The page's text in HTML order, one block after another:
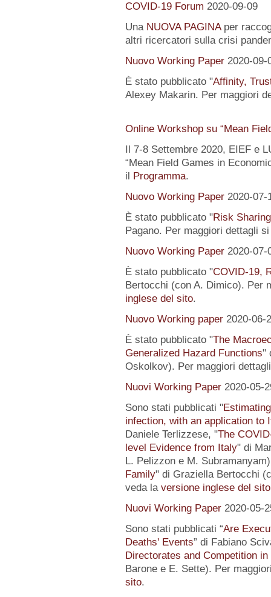
COVID-19 Forum 2020-09-09
Una NUOVA PAGINAper
altri ricercatori sulla crisi
Nuovo Working Paper 2020-09-
È stato pubblicato "Affinity,
Alexey Makarin. Per maggiori
Online Workshop su “Mean
Il 7-8 Settembre 2020, EIEF e
“Mean Field Games in
il Programma.
Nuovo Working Paper 2020-07-
È stato pubblicato "Risk
Pagano. Per maggiori dettagli
Nuovo Working Paper 2020-07-
È stato pubblicato "COVID-19,
Bertocchi (con A. Dimico). Per
inglese del sito.
Nuovo Working paper 2020-06-
È stato pubblicato "The
Generalized Hazard Functions"
Oskolkov). Per maggiori
Nuovi Working Paper 2020-05-
Sono stati pubblicati "
infection, with an application to
Daniele Terlizzese, "The
level Evidence from Italy" di
L. Pelizzon e M.
Family" di Graziella Bertocchi
veda la versione inglese del sito
Nuovi Working Paper 2020-05-
Sono stati pubblicati “Are
Deaths' Events” di Fabiano
Directorates and Competition in
Barone e E. Sette). Per
sito.